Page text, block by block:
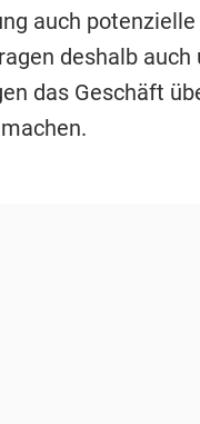
auch
deshalb
das Geschäft